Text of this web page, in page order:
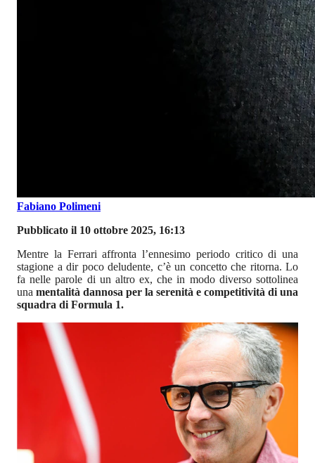
Fabiano Polimeni
Pubblicato il 10 ottobre 2025, 16:13
Mentre la Ferrari affronta l’ennesimo periodo critico di una
stagione a dir poco deludente, c’è un concetto che ritorna. Lo
fa nelle parole di un altro ex, che in modo diverso sottolinea
una mentalità dannosa per la serenità e competitività di una
squadra di Formula 1.